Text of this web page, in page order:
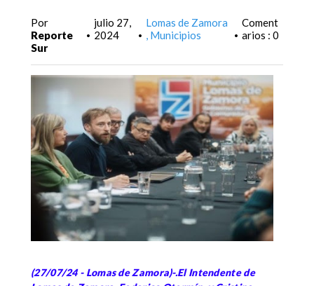
Por
Reporte
Sur
•
julio 27,
2024
•
Lomas de Zamora
Municipios
•
Coment
arios : 0
(27/07/24 - Lomas de Zamora)-.El Intendente de